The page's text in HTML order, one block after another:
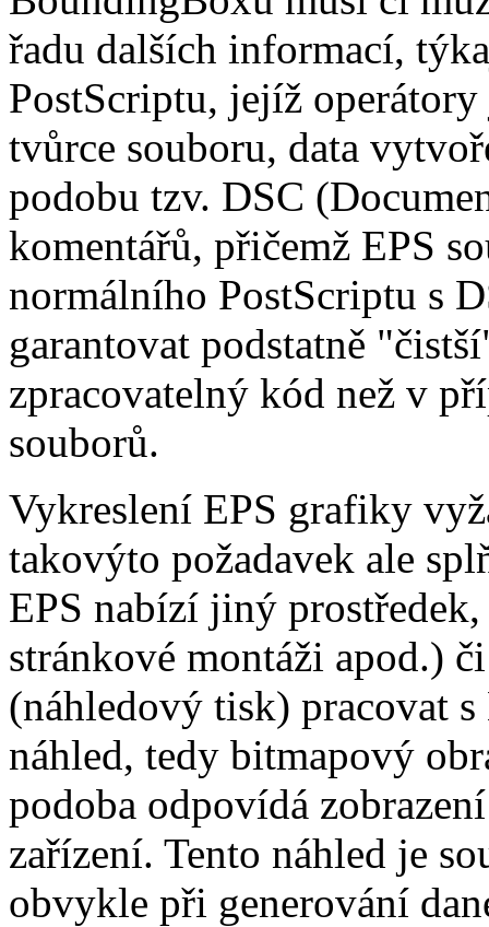
řadu dalších informací,
PostScriptu, jejíž
tvůrce souboru, data
podobu tzv. DSC
komentářů, přičemž EPS
normálního PostScriptu s
garantovat podstatně
zpracovatelný kód než v
souborů.
Vykreslení EPS grafiky
takovýto požadavek ale
EPS nabízí jiný
stránkové montáži apod.)
(náhledový tisk) pracovat
náhled, tedy bitmapový
podoba odpovídá
zařízení. Tento náhled je
obvykle při generování